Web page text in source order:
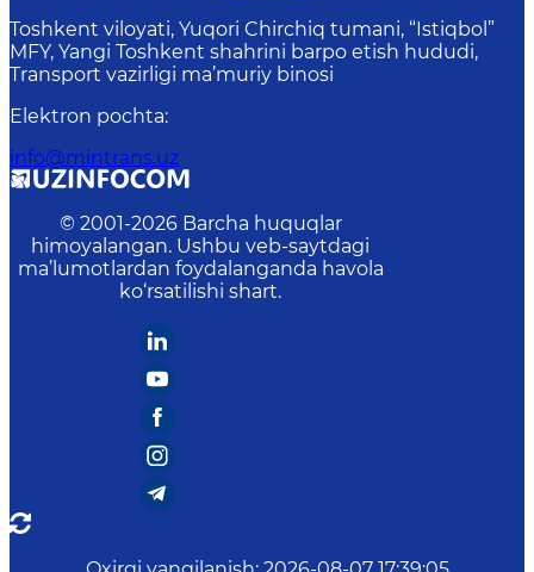
Toshkent viloyati, Yuqori Chirchiq tumani, “Istiqbol”
MFY, Yangi Toshkent shahrini barpo etish hududi,
Transport vazirligi ma’muriy binosi
Elektron pochta:
info@mintrans.uz
© 2001-2026 Barcha huquqlar
himoyalangan. Ushbu veb-saytdagi
ma’lumotlardan foydalanganda havola
ko‘rsatilishi shart.